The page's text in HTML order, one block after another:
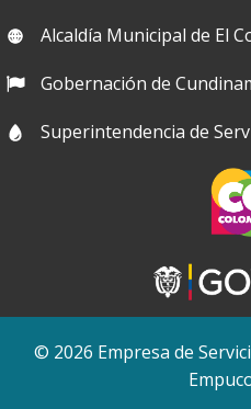
Alcaldía Municipal de El
Gobernación de
Superintendencia de
© 2026 Empresa de